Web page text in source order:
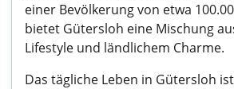
einer Bevölkerung von etwa
bietet Gütersloh eine Mischung
Lifestyle und ländlichem Charme.
Das tägliche Leben in Gütersloh